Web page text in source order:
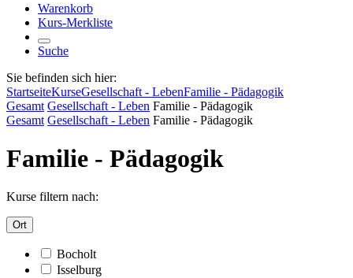
Warenkorb
Kurs-Merkliste
Suche
Sie befinden sich hier:
StartseiteKurseGesellschaft - LebenFamilie - Pädagogik
Gesamt Gesellschaft - Leben Familie - Pädagogik
Gesamt Gesellschaft - Leben Familie - Pädagogik
Familie - Pädagogik
Kurse filtern nach:
Ort
Bocholt
Isselburg